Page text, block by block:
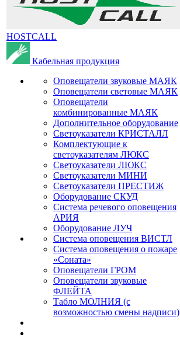
HOSTCALL
Кабельная продукция
Оповещатели звуковые МАЯК
Оповещатели световые МАЯК
Оповещатели
комбинированные МАЯК
Дополнительное оборудование
Светоуказатели КРИСТАЛЛ
Комплектующие к
светоуказателям ЛЮКС
Светоуказатели ЛЮКС
Светоуказатели МИНИ
Светоуказатели ПРЕСТИЖ
Оборудование СКУД
Система речевого оповещения
АРИЯ
Оборудование ЛУЧ
Система оповещения ВИСТЛ
Система оповещения о пожаре
«Соната»
Оповещатели ГРОМ
Оповещатели звуковые
ФЛЕЙТА
Табло МОЛНИЯ (с
возможностью смены надписи)